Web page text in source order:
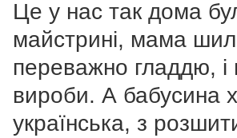
Це у нас так дома
майстрині, мама
переважно гладдю, і
вироби. А бабусина
українська, з